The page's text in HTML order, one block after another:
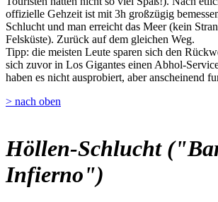
offizielle Gehzeit ist mit 3h großzügig
Schlucht und man erreicht das Meer (kein
Felsküste). Zurück auf dem gleichen Weg.
Tipp: die meisten Leute sparen sich den
sich zuvor in Los Gigantes einen Abhol-
haben es nicht ausprobiert, aber anscheinend
> nach oben
Höllen-Schlucht
Infierno")